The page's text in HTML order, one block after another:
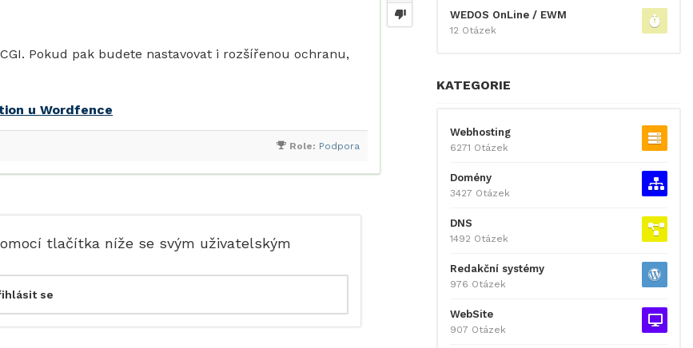
Pokud pak budete nastavovat i rozšířenou ochranu,
u Wordfence
Role: Podpora
tlačítka níže se svým uživatelským
WEDOS OnLine / EWM
12 Otázek
KATEGORIE
Webhosting
6271 Otázek
Domény
3427 Otázek
DNS
1492 Otázek
Redakční systémy
976 Otázek
WebSite
907 Otázek